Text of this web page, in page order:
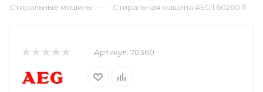
Стиральные машины — Стиральная машина AEG l 60260 fl
Артикул: 70360